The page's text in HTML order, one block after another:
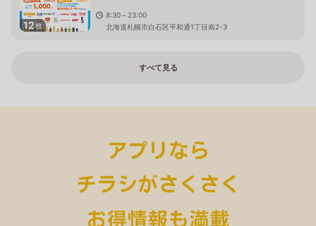
12枚
8:30～23:00
北海道札幌市白石区平和通1丁目南2-3
すべて見る